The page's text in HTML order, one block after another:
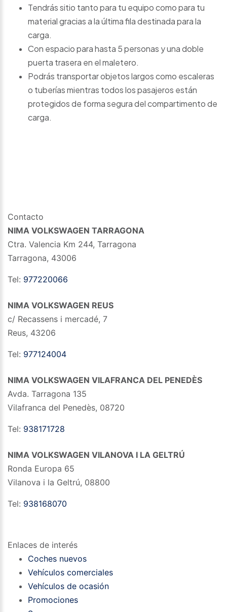
Tendrás sitio tanto para tu equipo como para tu
material gracias a la última fila destinada para la
carga.
Con espacio para hasta 5 personas y una doble
puerta trasera en el maletero.
Podrás transportar objetos largos como escaleras
o tuberías mientras todos los pasajeros están
protegidos de forma segura del compartimento de
carga.
Contacto
NIMA VOLKSWAGEN TARRAGONA
Ctra. Valencia Km 244, Tarragona
Tarragona, 43006
Tel: 977220066
NIMA VOLKSWAGEN REUS
c/ Recassens i mercadé, 7
Reus, 43206
Tel: 977124004
NIMA VOLKSWAGEN VILAFRANCA DEL PENEDÈS
Avda. Tarragona 135
Vilafranca del Penedès, 08720
Tel: 938171728
NIMA VOLKSWAGEN VILANOVA I LA GELTRÚ
Ronda Europa 65
Vilanova i la Geltrú, 08800
Tel: 938168070
Enlaces de interés
Coches nuevos
Vehículos comerciales
Vehículos de ocasión
Promociones